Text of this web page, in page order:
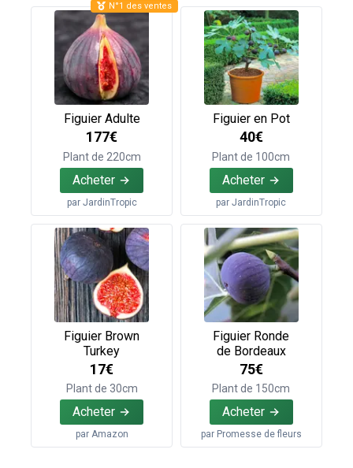
Figuier Adulte
177€
Plant de 220cm
Acheter
par JardinTropic
N°1 des ventes
Figuier en Pot
40€
Plant de 100cm
Acheter
parJardinTropic
Figuier Brown
Turkey
17€
Plant de 30cm
Acheter
par Amazon
Figuier Ronde
de Bordeaux
75€
Plant de 150cm
Acheter
par Promesse de fleurs